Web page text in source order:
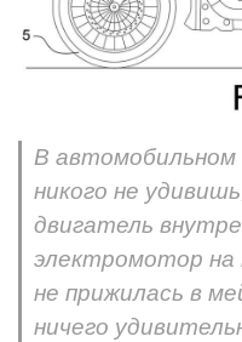
В автомобильном
никого не
двигатель
электромотор на
не прижилась в
ничего